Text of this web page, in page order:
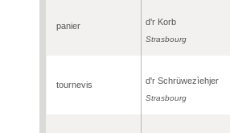
panier d'r Korb
Strasbourg
tournevis d'r Schrüwezìehjer
Strasbourg